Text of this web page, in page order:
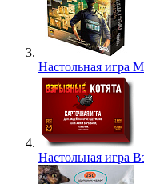
Настольная игра
Настольная игра